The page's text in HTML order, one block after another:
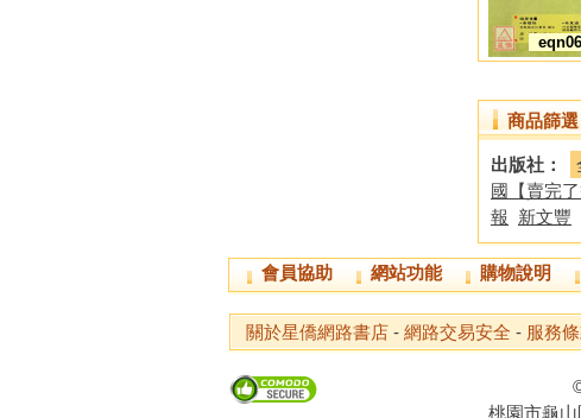
商品篩選
出版社：
國【賣完了
報 新文豐
會員協助 網站功能 購物說明
關於星僑網路書店 - 網路交易安全 - 服務
桃園市龜